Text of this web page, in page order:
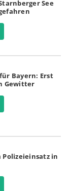
See
Bayern: Erst
Gewitter
in